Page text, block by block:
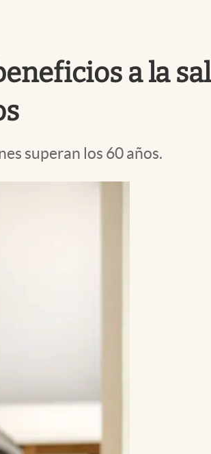
a la
superan los 60 años.